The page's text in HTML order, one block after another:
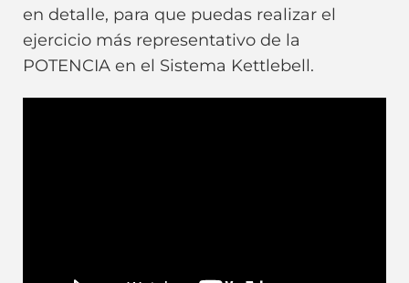
en detalle, para que puedas realizar el
ejercicio más representativo de la
POTENCIA en el Sistema Kettlebell.